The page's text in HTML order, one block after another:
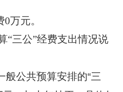
0万元。
“三公”经费支出情况说
般公共预算安排的“三